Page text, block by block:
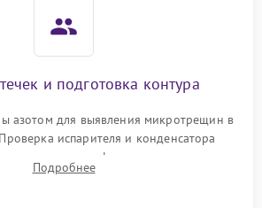
и подготовка контура
азотом для выявления микротрещин в
испарителя и конденсатора
старого фильтра-осушителя и
трубки для устранения засоров.
Подробнее